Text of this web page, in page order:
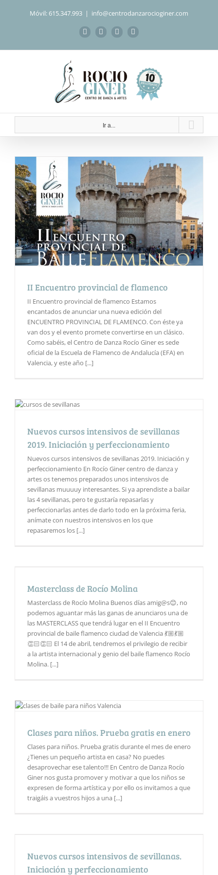
Móvil: 615.347.993 | info@centrodanzarocioginer.com
FacebookInstagramWhatsApp
Correo
Ir a...
II Encuentro provincial de flamenco
II Encuentro provincial de flamenco Estamos
encantados de anunciar una nueva edición del
ENCUENTRO PROVINCIAL DE FLAMENCO. Con éste ya
van dos y el evento promete convertirse en un clásico.
Como sabéis, el Centro de Danza Rocío Giner es sede
oficial de la Escuela de Flamenco de Andalucía (EFA) en
Valencia, y este año [...]
Nuevos cursos intensivos de sevillanas
2019. Iniciación y perfeccionamiento
Nuevos cursos intensivos de sevillanas 2019. Iniciación y
perfeccionamiento En Rocío Giner centro de danza y
artes os tenemos preparados unos intensivos de
sevillanas muuuuy interesantes. Si ya aprendiste a bailar
las 4 sevillanas, pero te gustaría repasarlas y
perfeccionarlas antes de darlo todo en la próxima feria,
anímate con nuestros intensivos en los que
repasaremos los [...]
Masterclass de Rocío Molina
Masterclass de Rocío Molina Buenos días amig@s😊, no
podemos aguantar más las ganas de anunciaros una de
las MASTERCLASS que tendrá lugar en el II Encuentro
provincial de baile flamenco ciudad de Valencia 💃🏼💃🏼
👏🏻👏🏻 El 14 de abril, tendremos el privilegio de recibir
a la artista internacional y genio del baile flamenco Rocío
Molina. [...]
Clases para niños. Prueba gratis en enero
Clases para niños. Prueba gratis durante el mes de enero
¿Tienes un pequeño artista en casa? No puedes
desaprovechar ese talento!!! En Centro de Danza Rocío
Giner nos gusta promover y motivar a que los niños se
expresen de forma artística y por ello os invitamos a que
traigáis a vuestros hijos a una [...]
Nuevos cursos intensivos de sevillanas.
Iniciación y perfeccionamiento